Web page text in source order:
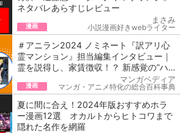
ネタバレあらすじレビュー
漫画
まさみ
小説漫画好きwebライター
＃アニラン2024 ノミネート『訳アリ心
霊マンション』担当編集インタビュー｜
霊を説得し、家賃徴収！？ 新感覚の”ハ
漫画
マンガペディア
マンガ・アニメ特化の総合百科事典
夏に間に合え！2024年版おすすめホラ
ー漫画12選 オカルトからヒトコワまで
隠れた名作を網羅